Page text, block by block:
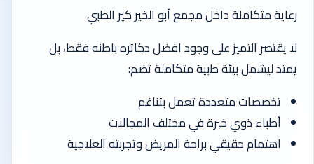
رعاية متكاملة داخل مجمع أبو الخير كير الطبي
لا يقتصر التميز على وجود افضل دكاتره باطنه فقط، بل
يمتد ليشمل بيئة طبية متكاملة تضم:
تخصصات متعددة تعمل بتناغم
أطباء ذوي خبرة في مختلف المجالات
اهتمام حقيقي براحة المريض وتجربته العلاجية